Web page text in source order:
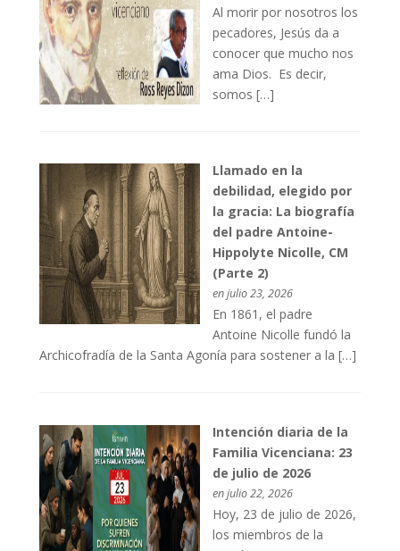
Al morir por nosotros los
pecadores, Jesús da a
conocer que mucho nos
ama Dios. Es decir,
somos […]
Llamado en la
debilidad, elegido por
la gracia: La biografía
del padre Antoine-
Hippolyte Nicolle, CM
(Parte 2)
en julio 23, 2026
En 1861, el padre
Antoine Nicolle fundó la
Archicofradía de la Santa Agonía para sostener a la […]
Intención diaria de la
Familia Vicenciana: 23
de julio de 2026
en julio 22, 2026
Hoy, 23 de julio de 2026,
los miembros de la